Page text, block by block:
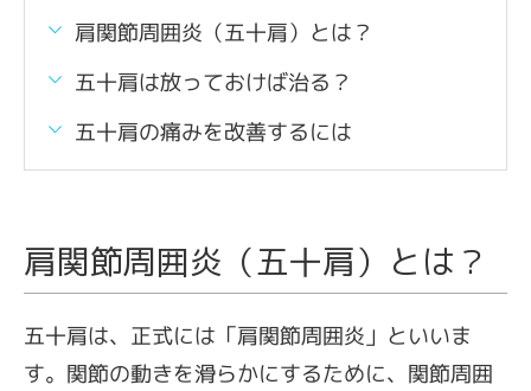
肩関節周囲炎（五十肩）とは？
五十肩は放っておけば治る？
五十肩の痛みを改善するには
肩関節周囲炎（五十肩）とは？
五十肩は、正式には「肩関節周囲炎」といいま
す。関節の動きを滑らかにするために、関節周囲